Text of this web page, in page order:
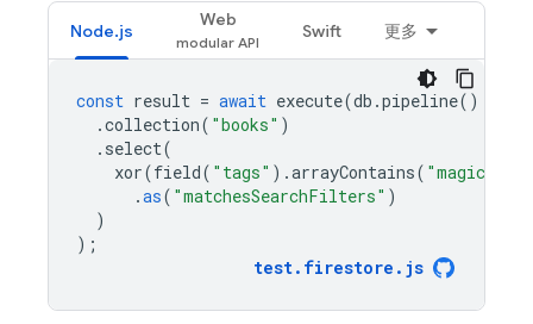
Node.js
Web
Swift 更多
const result = await execute(db .pipeline()
.collection( "books" )
. select(
xor(field( "tags" ).arrayContains( "magic"
.as( "matchesSearchFilters" )
)
);
test. firestore . js